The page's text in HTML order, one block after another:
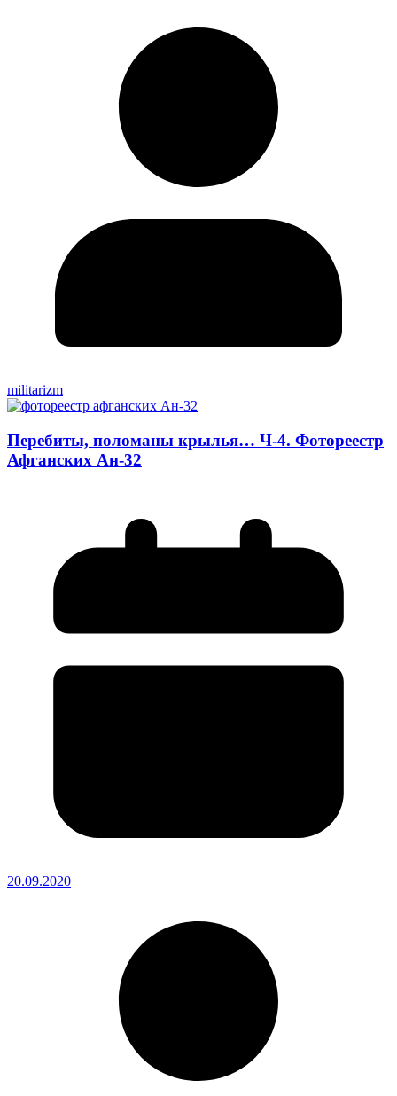
militarizm
Перебиты, поломаны крылья… Ч-4. Фотореестр
Афганских Ан-32
20.09.2020